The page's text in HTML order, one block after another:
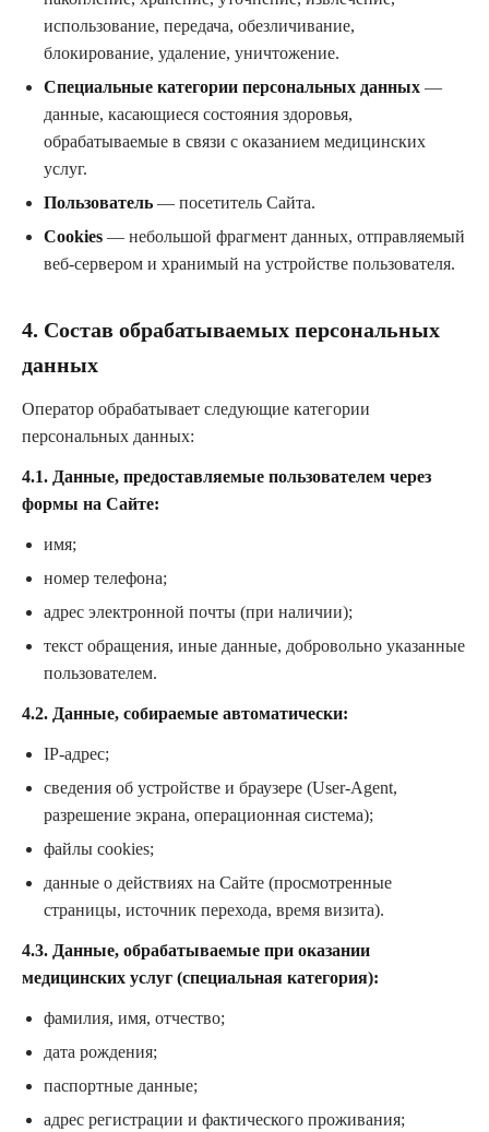
использование, передача, обезличивание,
блокирование, удаление, уничтожение.
Специальные категории персональных данных —
данные, касающиеся состояния здоровья,
обрабатываемые в связи с оказанием медицинских
услуг.
Пользователь — посетитель Сайта.
Cookies — небольшой фрагмент данных, отправляемый
веб-сервером и хранимый на устройстве пользователя.
4. Состав обрабатываемых персональных
данных
Оператор обрабатывает следующие категории
персональных данных:
4.1. Данные, предоставляемые пользователем через
формы на Сайте:
имя;
номер телефона;
адрес электронной почты (при наличии);
текст обращения, иные данные, добровольно указанные
пользователем.
4.2. Данные, собираемые автоматически:
IP-адрес;
сведения об устройстве и браузере (User-Agent,
разрешение экрана, операционная система);
файлы cookies;
данные о действиях на Сайте (просмотренные
страницы, источник перехода, время визита).
4.3. Данные, обрабатываемые при оказании
медицинских услуг (специальная категория):
фамилия, имя, отчество;
дата рождения;
паспортные данные;
адрес регистрации и фактического проживания;